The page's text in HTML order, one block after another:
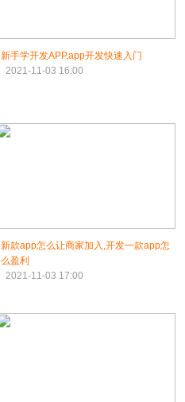
新手学开发APP,app开发快速入门
2021-11-03 16:00
新款app怎么让商家加入,开发一款app怎
么盈利
2021-11-03 17:00